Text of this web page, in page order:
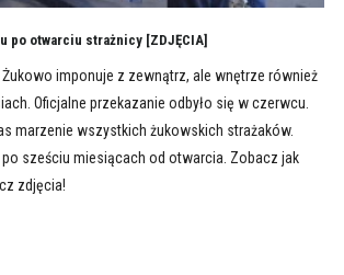
po otwarciu strażnicy [ZDJĘCIA]
Żukowo imponuje z zewnątrz, ale wnętrze również
Oficjalne przekazanie odbyło się w czerwcu.
marzenie wszystkich żukowskich strażaków.
sześciu miesiącach od otwarcia. Zobacz jak
zdjęcia!